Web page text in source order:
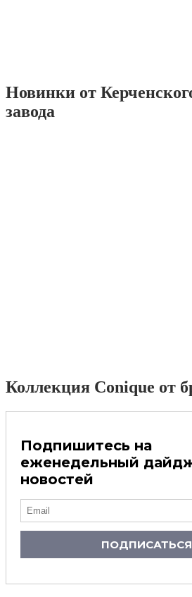
Новинки от
завода
Коллекция Conique от
Подпишитесь на
еженедельный
новостей
ПОДПИСАТЬСЯ